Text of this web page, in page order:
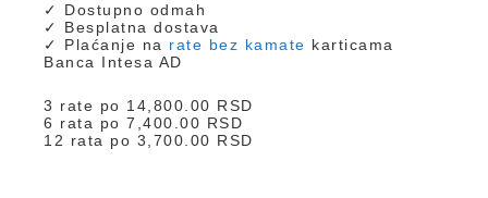
✓ Dostupno odmah
✓ Besplatna dostava
✓ Plaćanje na rate bez kamate karticama
Banca Intesa AD
3 rate po 14,800.00 RSD
6 rata po 7,400.00 RSD
12 rata po 3,700.00 RSD